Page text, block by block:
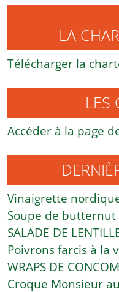
LA
Télécharger la
LES
Accéder à la page
Vinaigrette
Soupe de
SALADE DE
Poivrons farcis à la
WRAPS DE
Croque Monsieur